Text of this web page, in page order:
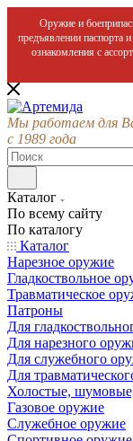
Оружие и
предъявлении паспорта
ознакомления с
Мы работаем для
с 1989 года
Каталог
По всему сайту
По каталогу
Каталог
Нарезное оружие
Гладкоствольное
Травматическое
Патроны
Для
Для нарезного
Для служебного
Для
Холостые,
Газовое оружие
Служебное оружие